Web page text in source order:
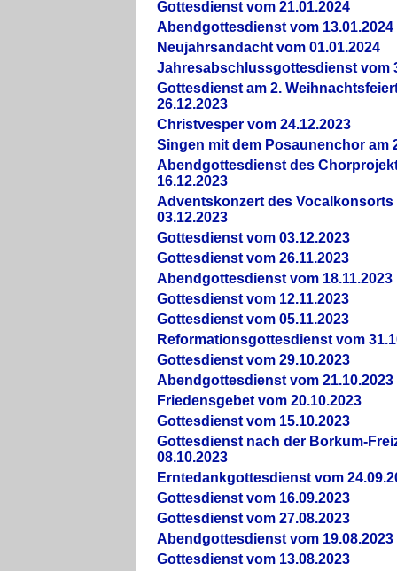
Gottesdienst vom 21.01.2024
Abendgottesdienst vom 13.01.2024
Neujahrsandacht vom 01.01.2024
Jahresabschlussgottesdienst vom
Gottesdienst am 2.
26.12.2023
Christvesper vom 24.12.2023
Singen mit dem Posaunenchor am
Abendgottesdienst des
16.12.2023
Adventskonzert des Vocalkonsorts
03.12.2023
Gottesdienst vom 03.12.2023
Gottesdienst vom 26.11.2023
Abendgottesdienst vom 18.11.2023
Gottesdienst vom 12.11.2023
Gottesdienst vom 05.11.2023
Reformationsgottesdienst vom
Gottesdienst vom 29.10.2023
Abendgottesdienst vom 21.10.2023
Friedensgebet vom 20.10.2023
Gottesdienst vom 15.10.2023
Gottesdienst nach der Borkum-
08.10.2023
Erntedankgottesdienst vom
Gottesdienst vom 16.09.2023
Gottesdienst vom 27.08.2023
Abendgottesdienst vom 19.08.2023
Gottesdienst vom 13.08.2023